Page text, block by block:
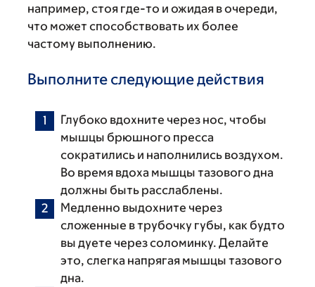
например, стоя где-то и ожидая в очереди,
что может способствовать их более
частому выполнению.
Выполните следующие действия
Глубоко вдохните через нос, чтобы
мышцы брюшного пресса
сократились и наполнились воздухом.
Во время вдоха мышцы тазового дна
должны быть расслаблены.
Медленно выдохните через
сложенные в трубочку губы, как будто
вы дуете через соломинку. Делайте
это, слегка напрягая мышцы тазового
дна.